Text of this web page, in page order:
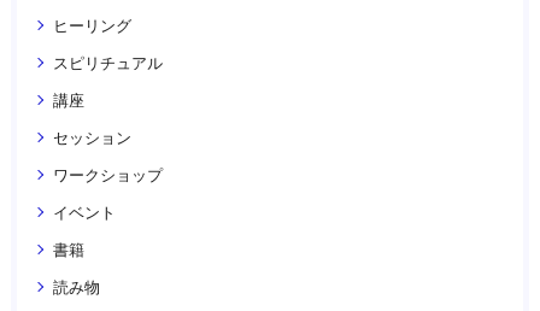
ヒーリング
スピリチュアル
講座
セッション
ワークショップ
イベント
書籍
読み物